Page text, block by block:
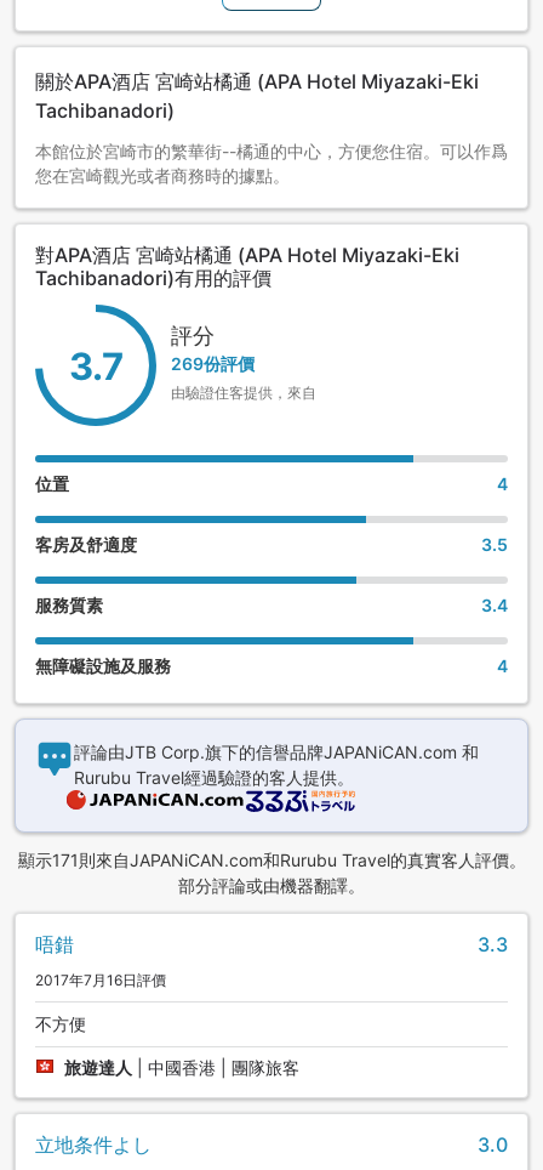
關於APA酒店 宮崎站橘通 (APA Hotel Miyazaki-Eki
Tachibanadori)
本館位於宮崎市的繁華街--橘通的中心，方便您住宿。可以作爲
您在宮崎觀光或者商務時的據點。
對APA酒店 宮崎站橘通 (APA Hotel Miyazaki-Eki
Tachibanadori)有用的評價
3.7
評分
269份評價
由驗證住客提供，來自
位置 4
客房及舒適度 3.5
服務質素 3.4
無障礙設施及服務 4
評論由JTB Corp.旗下的信譽品牌JAPANiCAN.com 和
Rurubu Travel經過驗證的客人提供。
顯示171則來自JAPANiCAN.com和Rurubu Travel的真實客人評價。
部分評論或由機器翻譯。
唔錯 3.3
2017年7月16日評價
不方便
旅遊達人 中國香港 | 團隊旅客
立地条件よし 3.0